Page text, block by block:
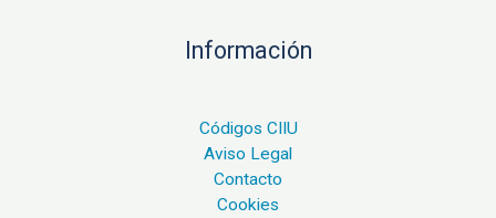
Información
Códigos CIIU
Aviso Legal
Contacto
Cookies